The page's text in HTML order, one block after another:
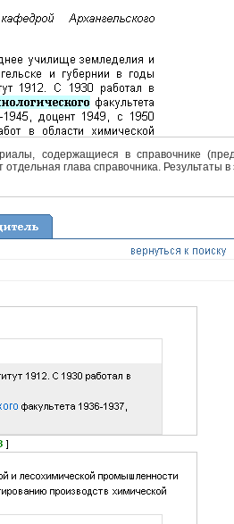
содержащиеся в справочнике
глава справочника. Результаты